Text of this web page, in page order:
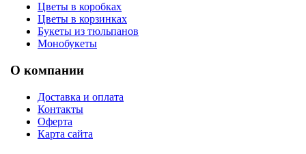
Цветы в коробках
Цветы в корзинках
Букеты из тюльпанов
Монобукеты
О компании
Доставка и оплата
Контакты
Оферта
Карта сайта